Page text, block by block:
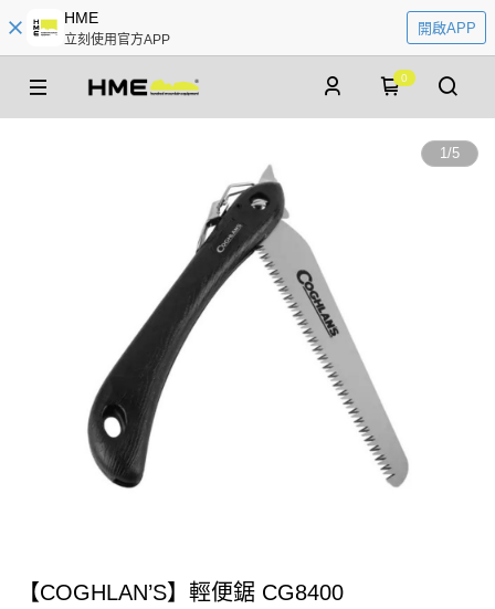
HME
立刻使用官方APP
開啟APP
0
1/5
【COGHLAN’S】輕便鋸 CG8400